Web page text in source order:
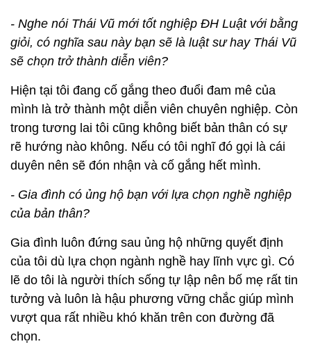
- Nghe nói Thái Vũ mới tốt nghiệp ĐH Luật với bằng
giỏi, có nghĩa sau này bạn sẽ là luật sư hay Thái Vũ
sẽ chọn trở thành diễn viên?
Hiện tại tôi đang cố gắng theo đuổi đam mê của
mình là trở thành một diễn viên chuyên nghiệp. Còn
trong tương lai tôi cũng không biết bản thân có sự
rẽ hướng nào không. Nếu có tôi nghĩ đó gọi là cái
duyên nên sẽ đón nhận và cố gắng hết mình.
- Gia đình có ủng hộ bạn với lựa chọn nghề nghiệp
của bản thân?
Gia đình luôn đứng sau ủng hộ những quyết định
của tôi dù lựa chọn ngành nghề hay lĩnh vực gì. Có
lẽ do tôi là người thích sống tự lập nên bố mẹ rất tin
tưởng và luôn là hậu phương vững chắc giúp mình
vượt qua rất nhiều khó khăn trên con đường đã
chọn.